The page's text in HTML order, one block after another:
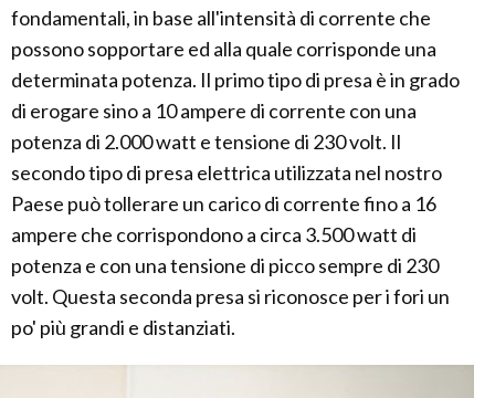
fondamentali, in base all'intensità di corrente che
possono sopportare ed alla quale corrisponde una
determinata potenza. Il primo tipo di presa è in grado
di erogare sino a 10 ampere di corrente con una
potenza di 2.000 watt e tensione di 230 volt. Il
secondo tipo di presa elettrica utilizzata nel nostro
Paese può tollerare un carico di corrente fino a 16
ampere che corrispondono a circa 3.500 watt di
potenza e con una tensione di picco sempre di 230
volt. Questa seconda presa si riconosce per i fori un
po' più grandi e distanziati.